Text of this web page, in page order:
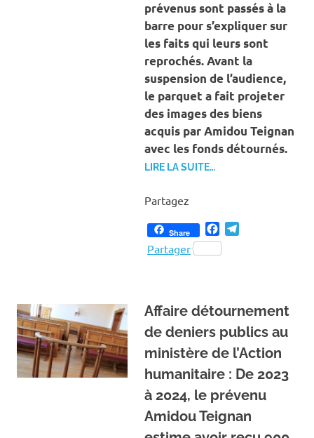
prévenus sont passés à la
barre pour s’expliquer sur
les faits qui leurs sont
reprochés. Avant la
suspension de l’audience,
le parquet a fait projeter
des images des biens
acquis par Amidou Teignan
avec les fonds détournés.
LIRE LA SUITE…
Partagez
Share Facebook
Partager
Affaire détournement
de deniers publics au
ministère de l’Action
humanitaire : De 2023
à 2024, le prévenu
Amidou Teignan